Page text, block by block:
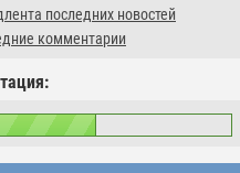
последних новостей
комментарии